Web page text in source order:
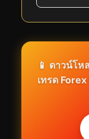
📱 ดาวน์โ
เทรด